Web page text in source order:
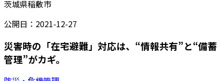
茨城県稲敷市
公開日： 2021-12-27
災害時の「在宅避難」対応は、“情報共有”と“備蓄
管理”がカギ。